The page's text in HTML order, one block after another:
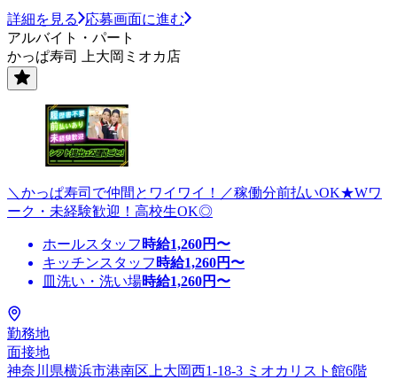
詳細を見る
応募画面に進む
アルバイト・パート
かっぱ寿司 上大岡ミオカ店
＼かっぱ寿司で仲間とワイワイ！／稼働分前払いOK★Wワ
ーク・未経験歓迎！高校生OK◎
ホールスタッフ 時給1,260円〜
キッチンスタッフ 時給1,260円〜
皿洗い・洗い場時給1,260円〜
勤務地
面接地
神奈川県横浜市港南区上大岡西1-18-3 ミオカリスト館6階